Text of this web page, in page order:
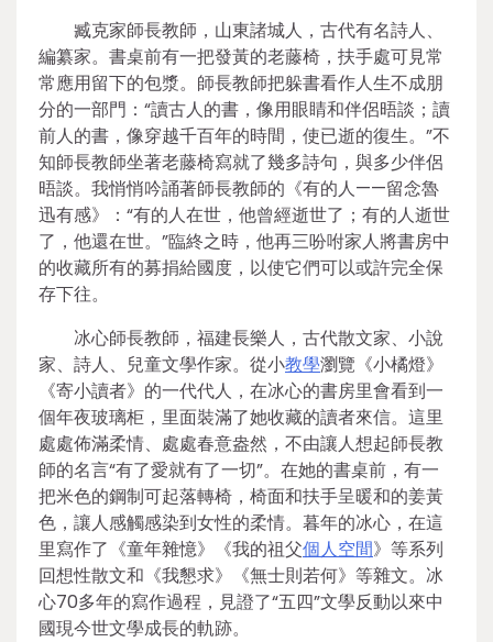
臧克家師長教師，山東諸城人，古代有名詩人、
編纂家。書桌前有一把發黃的老藤椅，扶手處可見常
常應用留下的包漿。師長教師把躲書看作人生不成朋
分的一部門：“讀古人的書，像用眼睛和伴侶晤談；讀
前人的書，像穿越千百年的時間，使已逝的復生。”不
知師長教師坐著老藤椅寫就了幾多詩句，與多少伴侶
晤談。我悄悄吟誦著師長教師的《有的人——留念魯
迅有感》：“有的人在世，他曾經逝世了；有的人逝世
了，他還在世。”臨終之時，他再三吩咐家人將書房中
的收藏所有的募捐給國度，以使它們可以或許完全保
存下往。
冰心師長教師，福建長樂人，古代散文家、小說
家、詩人、兒童文學作家。從小教學瀏覽《小橘燈》
《寄小讀者》的一代代人，在冰心的書房里會看到一
個年夜玻璃柜，里面裝滿了她收藏的讀者來信。這里
處處佈滿柔情、處處春意盎然，不由讓人想起師長教
師的名言“有了愛就有了一切”。在她的書桌前，有一
把米色的鋼制可起落轉椅，椅面和扶手呈暖和的姜黃
色，讓人感觸感染到女性的柔情。暮年的冰心，在這
里寫作了《童年雜憶》《我的祖父個人空間》等系列
回想性散文和《我懇求》《無士則若何》等雜文。冰
心70多年的寫作過程，見證了“五四”文學反動以來中
國現今世文學成長的軌跡。